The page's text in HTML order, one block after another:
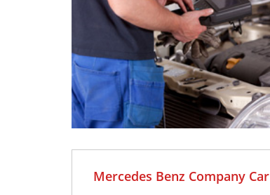
Mercedes Benz Company Car